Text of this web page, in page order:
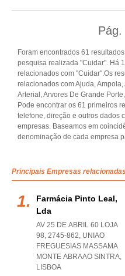
Pág.
Foram encontrados 61
pesquisa realizada "Cuidar". Há
relacionados com "Cuidar".Os
relacionados com Ajuda,
Arterial, Arvores De Grande
Pode encontrar os 61 primeiros
telefone, direção e outros dados
empresas. Baseamos em
denominação de cada empresa
Principais Empresas
Farmácia Pinto Leal,
Lda
AV 25 DE ABRIL 60 LOJA
98, 2745-862, UNIAO
FREGUESIAS MASSAMA
MONTE ABRAAO SINTRA,
LISBOA